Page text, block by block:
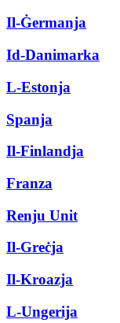
Il-Ġermanja
Id-Danimarka
L-Estonja
Spanja
Il-Finlandja
Franza
Renju Unit
Il-Greċja
Il-Kroazja
L-Ungerija